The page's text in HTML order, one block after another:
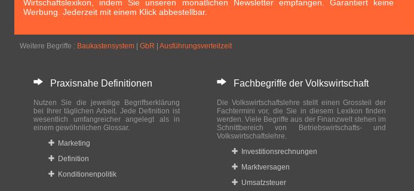
Wirtschaftslexikon, indem Sie unseren monatlichen Newsletter empfangen. Garantiert keine
Werbung. Jederzeit mit einem Klick abbestellbar.
Weitere Begriffe : Baukastensystem GbR Ausführungsverteilzeit
Praxisnahe Definitionen
Nutzen Sie die jeweilige Begriffserklärung
bei Ihrer täglichen Arbeit. Jede Definition ist
wesentlich umfangreicher angelegt als in
einem gewöhnlichen Glossar.
Marketing
Definition
Konditionenpolitik
Fachbegriffe der Volkswirtschaft
Die Volkswirtschaftslehre stellt einen Grossteil der
Fachtermini vor, die Sie in diesem Lexikon finden
werden. Viele Begriffe aus der Finanzwelt stehen im
Schnittbereich von Betriebswirtschafts- und
Volkswirtschaftslehre.
Investitionsrechnungen
Marktversagen
Umsatzsteuer